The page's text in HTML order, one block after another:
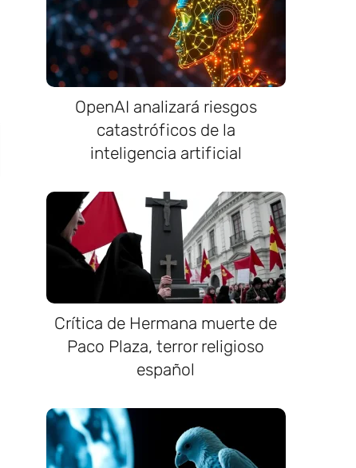
OpenAI analizará riesgos
catastróficos de la
inteligencia artificial
Crítica de Hermana muerte de
Paco Plaza, terror religioso
español